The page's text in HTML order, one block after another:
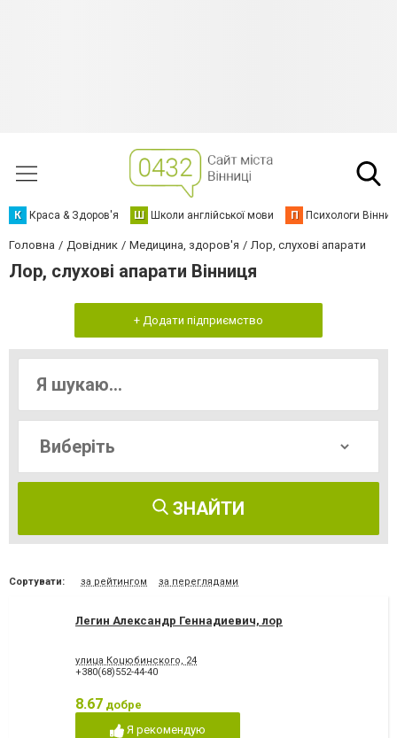
К Краса & Здоров'я Ш Школи англійської мови П Психологи
Головна Довідник Медицина, здоров'я Лор, слухові апарати
Лор, слухові апарати Вінниця
+ Додати підприємство
ЗНАЙТИ
Сортувати: за рейтингом за переглядами
Легин Александр Геннадиевич, лор
улица Коцюбинского, 24
+380(68)552-44-40
8.67 добре
Я рекомендую